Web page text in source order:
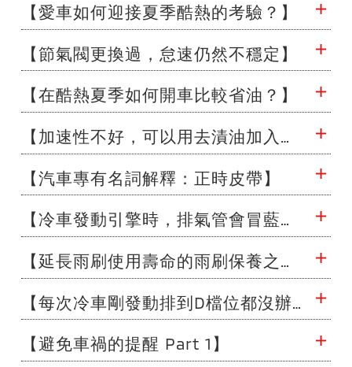
【愛車如何迎接夏季酷熱的考驗？】
【節氣閥更換過，怠速仍然不穩定】
【在酷熱夏季如何開車比較省油？】
【汽車專有名詞解釋：正時皮帶】
【冷車發動引擎時，排氣管會冒藍白色的排煙，等熱車後就會停止，為什麼？】
【避免車禍的提醒 Part 1】